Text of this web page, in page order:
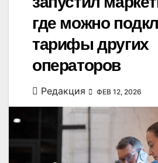
где можно
тарифы других
операторов
Редакция ФЕВ 12, 2026